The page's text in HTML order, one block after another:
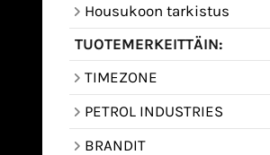
Housukoon tarkistus
TUOTEMERKEITTÄIN:
TIMEZONE
PETROL INDUSTRIES
BRANDIT